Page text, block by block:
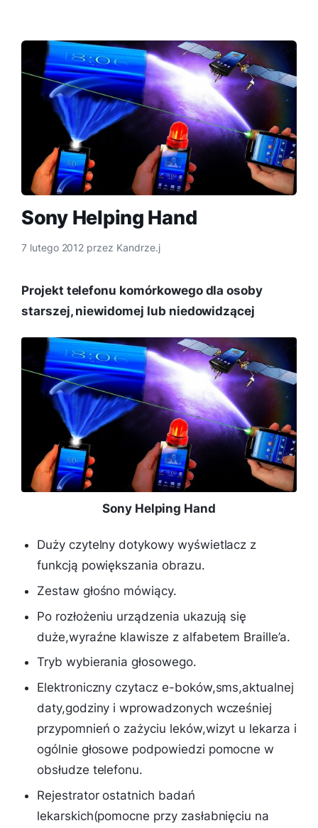
Sony Helping Hand
7 lutego 2012 przez Kandrze.j
Projekt telefonu komórkowego dla osoby
starszej, niewidomej lub niedowidzącej
Sony Helping Hand
Duży czytelny dotykowy wyświetlacz z
funkcją powiększania obrazu.
Zestaw głośno mówiący.
Po rozłożeniu urządzenia ukazują się
duże,wyraźne klawisze z alfabetem Braille’a.
Tryb wybierania głosowego.
Elektroniczny czytacz e-boków,sms,aktualnej
daty,godziny i wprowadzonych wcześniej
przypomnień o zażyciu leków,wizyt u lekarza i
ogólnie głosowe podpowiedzi pomocne w
obsłudze telefonu.
Rejestrator ostatnich badań
lekarskich(pomocne przy zasłabnięciu na